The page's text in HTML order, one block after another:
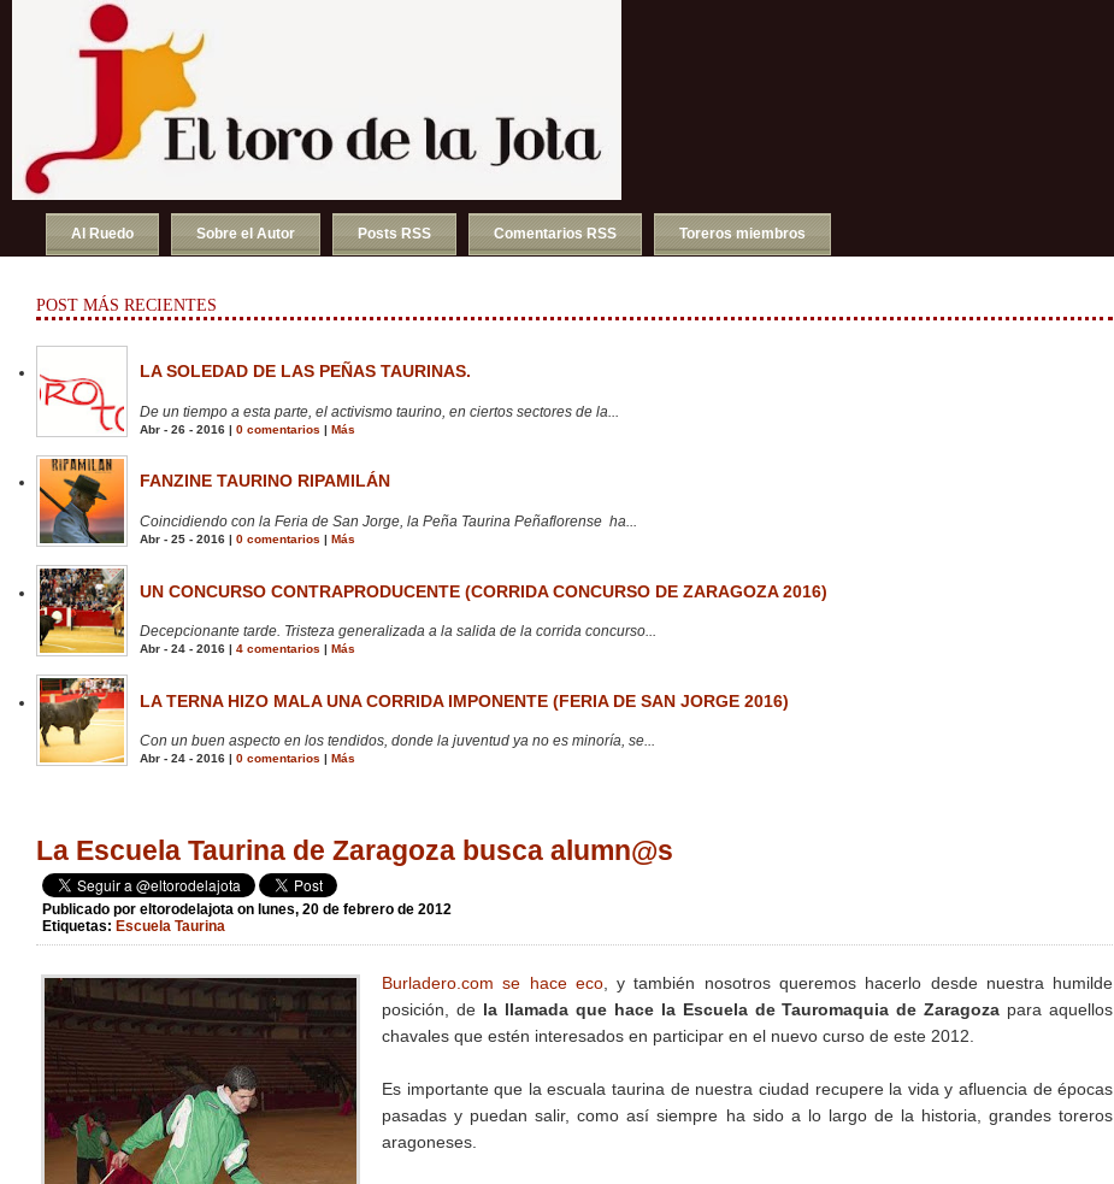
Al Ruedo Sobre el Autor Posts RSS Comentarios RSS Toreros miembros
POST MÁS RECIENTES
LA SOLEDAD DE LAS PEÑAS TAURINAS.
De un tiempo a esta parte, el activismo taurino, en ciertos sectores de la...
Abr - 26 - 2016 | 0 comentarios | Más
FANZINE TAURINO RIPAMILÁN
Coincidiendo con la Feria de San Jorge, la Peña Taurina Peñaflorense ha...
Abr - 25 - 2016 | 0 comentarios | Más
UN CONCURSO CONTRAPRODUCENTE (CORRIDA CONCURSO DE ZARAGOZA 2016)
Decepcionante tarde. Tristeza generalizada a la salida de la corrida concurso...
Abr - 24 - 2016 | 4 comentarios | Más
LA TERNA HIZO MALA UNA CORRIDA IMPONENTE (FERIA DE SAN JORGE 2016)
Con un buen aspecto en los tendidos, donde la juventud ya no es minoría, se...
Abr - 24 - 2016 | 0 comentarios Más
La Escuela Taurina de Zaragoza busca alumn@s
Publicado por eltorodelajota on lunes, 20 de febrero de 2012
Etiquetas: Escuela Taurina
Burladero.com se hace eco, y también nosotros queremos hacerlo desde nuestra humilde
posición, de la llamada que hace la Escuela de Tauromaquia de Zaragoza para aquellos
chavales que estén interesados en participar en el nuevo curso de este 2012.
Es importante que la escuala taurina de nuestra ciudad recupere la vida y afluencia de épocas
pasadas y puedan salir, como así siempre ha sido a lo largo de la historia, grandes toreros
aragoneses.